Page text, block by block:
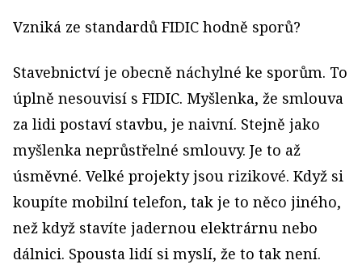
Vzniká ze standardů FIDIC hodně sporů?
Stavebnictví je obecně náchylné ke sporům. To
úplně nesouvisí s FIDIC. Myšlenka, že smlouva
za lidi postaví stavbu, je naivní. Stejně jako
myšlenka neprůstřelné smlouvy. Je to až
úsměvné. Velké projekty jsou rizikové. Když si
koupíte mobilní telefon, tak je to něco jiného,
než když stavíte jadernou elektrárnu nebo
dálnici. Spousta lidí si myslí, že to tak není.